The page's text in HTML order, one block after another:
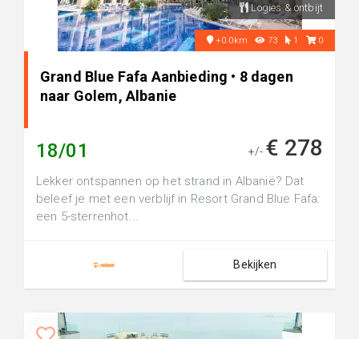
Logies & ontbijt
+0.0km 73 1 0
Grand Blue Fafa Aanbieding • 8 dagen
naar Golem, Albanie
18/01 +/- € 278
Lekker ontspannen op het strand in Albanië? Dat
beleef je met een verblijf in Resort Grand Blue Fafa:
een 5-sterrenhot...
Bekijken